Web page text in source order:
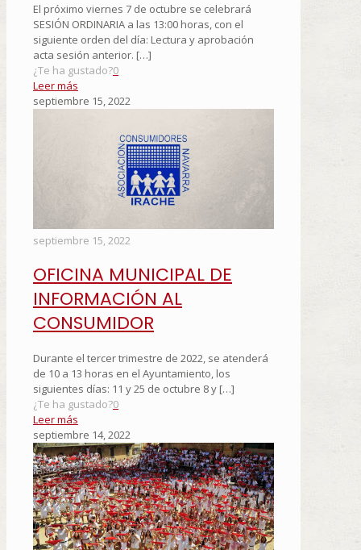
El próximo viernes 7 de octubre se celebrará
SESIÓN ORDINARIA a las 13:00 horas, con el
siguiente orden del día: Lectura y aprobación
acta sesión anterior. […]
¿Te ha gustado?0
Leer más
septiembre 15, 2022
septiembre 15, 2022
OFICINA MUNICIPAL DE
INFORMACIÓN AL
CONSUMIDOR
Durante el tercer trimestre de 2022, se atenderá
de 10 a 13 horas en el Ayuntamiento, los
siguientes días: 11 y 25 de octubre 8 y […]
¿Te ha gustado?0
Leer más
septiembre 14, 2022